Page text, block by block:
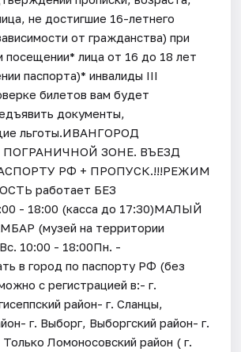
не достигшие 16-летнего
от гражданства) при
посещении* лица от 16 до 18 лет
паспорта)* инвалиды III
билетов вам будет
документы,
льготы.ИВАНГОРОД
ЗОНЕ. ВЪЕЗД
РФ + ПРОПУСК.!!!РЕЖИМ
работает БЕЗ
- 18:00 (касса до 17:30)МАЛЫЙ
(музей на территории
10:00 - 18:00Пн. -
в город по паспорту РФ (без
с регистрацией в:- г.
район- г. Сланцы,
г. Выборг, Выборгский район- г.
Ломоносовский район ( г.